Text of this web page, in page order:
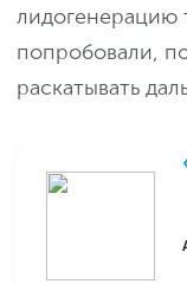
лидогенерацию
попробовали,
раскатывать